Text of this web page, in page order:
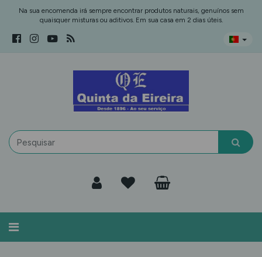
Na sua encomenda irá sempre encontrar produtos naturais, genuínos sem
quaisquer misturas ou aditivos. Em sua casa em 2 dias úteis.
Alternar
navegação